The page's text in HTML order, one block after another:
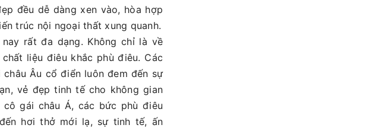
đều dễ dàng xen vào, hòa hợp
trúc nội ngoại thất xung quanh.
rất đa dạng. Không chỉ là về
liệu điêu khắc phù điêu. Các
Âu cổ điển luôn đem đến sự
vẻ đẹp tinh tế cho không gian
gái châu Á, các bức phù điêu
hơi thở mới lạ, sự tinh tế, ấn